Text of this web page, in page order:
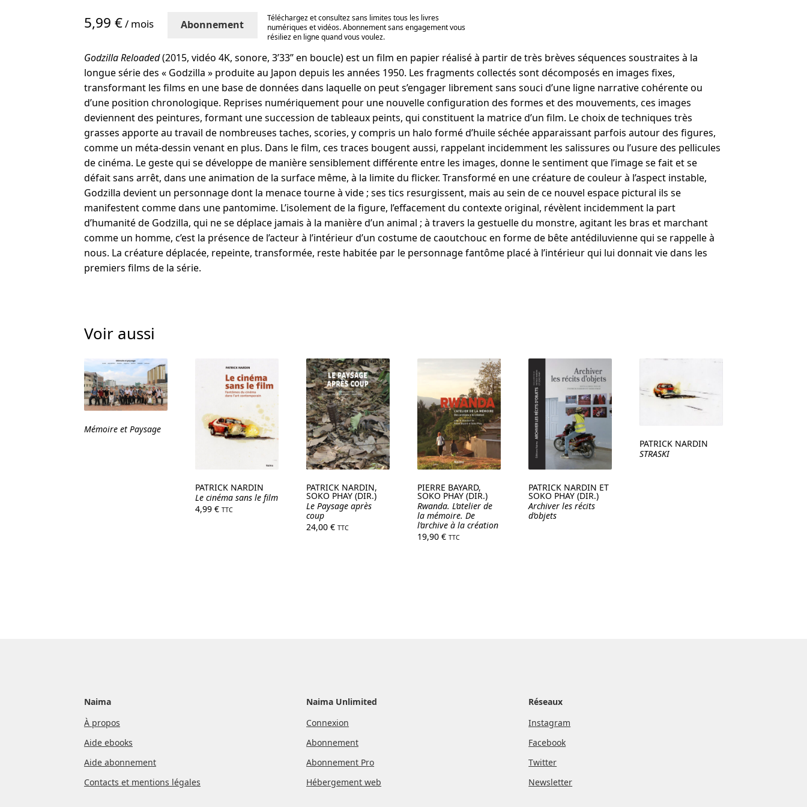
5,99 €/ mois Abonnement
Téléchargez et consultez sans limites tous les livres
numériques et vidéos. Abonnement sans engagement vous
résiliez en ligne quand vous voulez.
Godzilla Reloaded(2015, vidéo 4K, sonore, 3’33’’ en boucle) est un film en papier réalisé à partir de très brèves séquences soustraites à la
longue série des « Godzilla » produite au Japon depuis les années 1950. Les fragments collectés sont décomposés en images fixes,
transformant les films en une base de données dans laquelle on peut s’engager librement sans souci d’une ligne narrative cohérente ou
d’une position chronologique. Reprises numériquement pour une nouvelle configuration des formes et des mouvements, ces images
deviennent des peintures, formant une succession de tableaux peints, qui constituent la matrice d’un film. Le choix de techniques très
grasses apporte au travail de nombreuses taches, scories, y compris un halo formé d’huile séchée apparaissant parfois autour des figures,
comme un méta-dessin venant en plus. Dans le film, ces traces bougent aussi, rappelant incidemment les salissures ou l’usure des pellicules
de cinéma. Le geste qui se développe de manière sensiblement différente entre les images, donne le sentiment que l’image se fait et se
défait sans arrêt, dans une animation de la surface même, à la limite du flicker. Transformé en une créature de couleur à l’aspect instable,
Godzilla devient un personnage dont la menace tourne à vide ; ses tics resurgissent, mais au sein de ce nouvel espace pictural ils se
manifestent comme dans une pantomime. L’isolement de la figure, l’effacement du contexte original, révèlent incidemment la part
d’humanité de Godzilla, qui ne se déplace jamais à la manière d’un animal ; à travers la gestuelle du monstre, agitant les bras et marchant
comme un homme, c’est la présence de l’acteur à l’intérieur d’un costume de caoutchouc en forme de bête antédiluvienne qui se rappelle à
nous. La créature déplacée, repeinte, transformée, reste habitée par le personnage fantôme placé à l’intérieur qui lui donnait vie dans les
premiers films de la série.
Voir aussi
Mémoire et Paysage
PATRICK NARDIN
Le cinéma sans le film
4,99€ TTC
PATRICK NARDIN,
SOKO PHAY (DIR.)
Le Paysage après
coup
24,00€ TTC
PIERRE BAYARD,
SOKO PHAY (DIR.)
Rwanda. L’atelier de
la mémoire. De
l’archive à la création
19,90€ TTC
PATRICK NARDIN ET
SOKO PHAY (DIR.)
Archiver les récits
d’objets
PATRICK NARDIN
STRASKI
Naima
À propos
Aide ebooks
Aide abonnement
Contacts et mentions légales
Naima Unlimited
Connexion
Abonnement
Abonnement Pro
Hébergement web
Réseaux
Instagram
Facebook
Twitter
Newsletter